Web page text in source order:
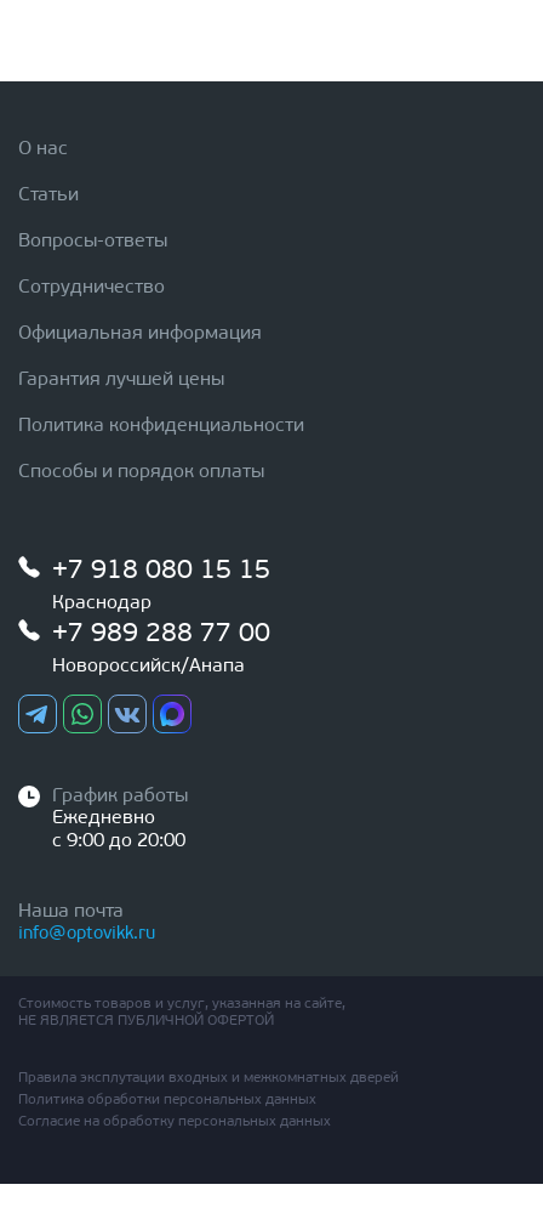
О нас
Статьи
Вопросы-ответы
Сотрудничество
Официальная информация
Гарантия лучшей цены
Политика конфиденциальности
Способы и порядок оплаты
+7 918 080 15 15
Краснодар
+7 989 288 77 00
Новороссийск/Анапа
График работы
Ежедневно
с 9:00 до 20:00
Наша почта
info@optovikk.ru
Стоимость товаров и услуг, указанная на сайте,
НЕ ЯВЛЯЕТСЯ ПУБЛИЧНОЙ ОФЕРТОЙ
Правила эксплутации входных и межкомнатных дверей
Политика обработки персональных данных
Согласие на обработку персональных данных